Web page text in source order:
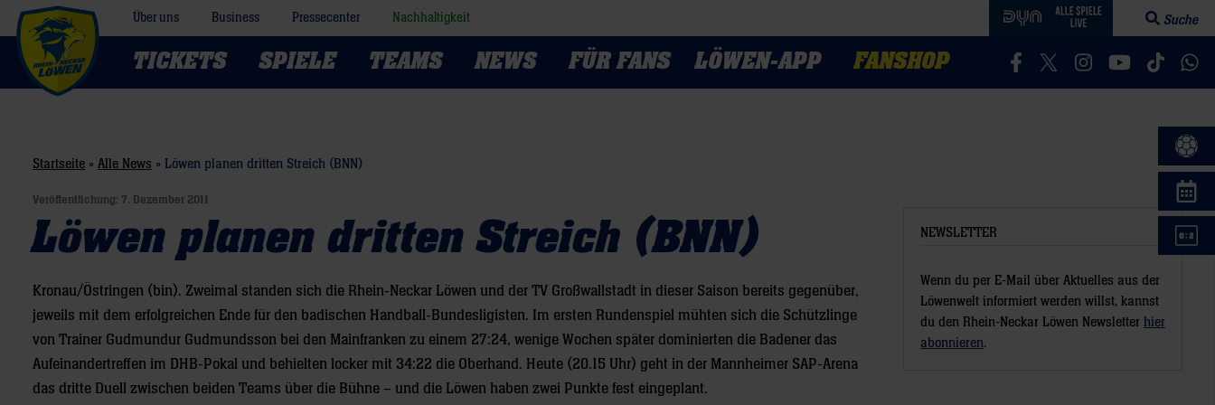
Über uns Business Pressecenter Nachhaltigkeit
Suchfeld
Suche
TICKETS SPIELE TEAMS NEWS FÜR FANS LÖWEN-APP FANSHOP Besucht uns auf Facebook
Besucht uns auf Twitter
Besucht uns auf
Besucht uns
Besucht
Startseite » Alle News » Löwen planen dritten Streich (BNN)
Veröffentlichung: 7. Dezember 2011
Löwen planen dritten Streich (BNN)
Kronau/Östringen (bin). Zweimal standen sich die Rhein-Neckar Löwen und der TV Großwallstadt in dieser Saison bereits gegenüber,
jeweils mit dem erfolgreichen Ende für den badischen Handball-Bundesligisten. Im ersten Rundenspiel mühten sich die Schützlinge
von Trainer Gudmundur Gudmundsson bei den Mainfranken zu einem 27:24, wenige Wochen später dominierten die Badener das
Aufeinandertreffen im DHB-Pokal und behielten locker mit 34:22 die Oberhand. Heute (20.15 Uhr) geht in der Mannheimer SAP-Arena
das dritte Duell zwischen beiden Teams über die Bühne – und die Löwen haben zwei Punkte fest eingeplant.
NEWSLETTER
Wenn du per E-Mail über Aktuelles aus der
Löwenwelt informiert werden willst, kannst
du den Rhein-Neckar Löwen Newsletter hier
abonnieren.